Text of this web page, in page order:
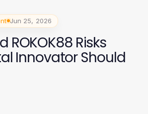
Jun 25, 2026
ROKOK88 Risks
Innovator Should